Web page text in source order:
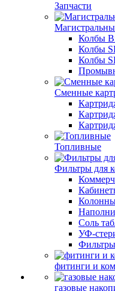
Запчасти
Колбы
Колбы
Колбы
Сменные
Топливные
Фильтры для
Соль
УФ-
фитинги и
газовые